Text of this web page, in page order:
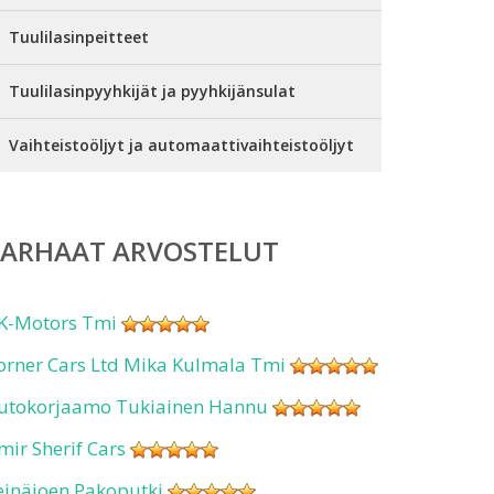
Tuulilasinpeitteet
Tuulilasinpyyhkijät ja pyyhkijänsulat
Vaihteistoöljyt ja automaattivaihteistoöljyt
ARVOSTELUT
Motors Tmi
Cars Ltd Mika Kulmala Tmi
Tukiainen Hannu
Sherif Cars